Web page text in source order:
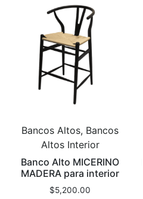
Bancos Altos, Bancos
Altos Interior
Banco Alto MICERINO
MADERA para interior
$5,200.00